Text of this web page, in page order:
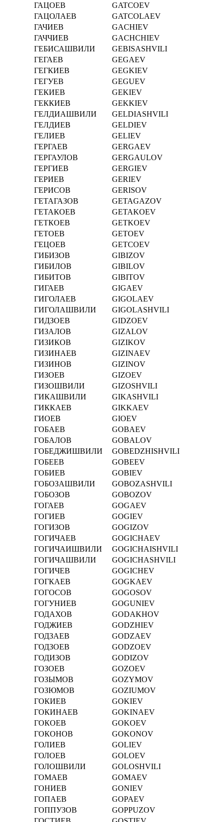
ГАЦОЕВ
GATCOEV
ГАЦОЛАЕВ
GATCOLAEV
ГАЧИЕВ
GACHIEV
ГАЧЧИЕВ
GACHCHIEV
ГЕБИСАШВИЛИ
GEBISASHVILI
ГЕГАЕВ
GEGAEV
ГЕГКИЕВ
GEGKIEV
ГЕГУЕВ
GEGUEV
ГЕКИЕВ
GEKIEV
ГЕККИЕВ
GEKKIEV
ГЕЛДИАШВИЛИ
GELDIASHVILI
ГЕЛДИЕВ
GELDIEV
ГЕЛИЕВ
GELIEV
ГЕРГАЕВ
GERGAEV
ГЕРГАУЛОВ
GERGAULOV
ГЕРГИЕВ
GERGIEV
ГЕРИЕВ
GERIEV
ГЕРИСОВ
GERISOV
ГЕТАГАЗОВ
GETAGAZOV
ГЕТАКОЕВ
GETAKOEV
ГЕТКОЕВ
GETKOEV
ГЕТОЕВ
GETOEV
ГЕЦОЕВ
GETCOEV
ГИБИЗОВ
GIBIZOV
ГИБИЛОВ
GIBILOV
ГИБИТОВ
GIBITOV
ГИГАЕВ
GIGAEV
ГИГОЛАЕВ
GIGOLAEV
ГИГОЛАШВИЛИ
GIGOLASHVILI
ГИДЗОЕВ
GIDZOEV
ГИЗАЛОВ
GIZALOV
ГИЗИКОВ
GIZIKOV
ГИЗИНАЕВ
GIZINAEV
ГИЗИНОВ
GIZINOV
ГИЗОЕВ
GIZOEV
ГИЗОШВИЛИ
GIZOSHVILI
ГИКАШВИЛИ
GIKASHVILI
ГИККАЕВ
GIKKAEV
ГИОЕВ
GIOEV
ГОБАЕВ
GOBAEV
ГОБАЛОВ
GOBALOV
ГОБЕДЖИШВИЛИ
GOBEDZHISHVILI
ГОБЕЕВ
GOBEEV
ГОБИЕВ
GOBIEV
ГОБОЗАШВИЛИ
GOBOZASHVILI
ГОБОЗОВ
GOBOZOV
ГОГАЕВ
GOGAEV
ГОГИЕВ
GOGIEV
ГОГИЗОВ
GOGIZOV
ГОГИЧАЕВ
GOGICHAEV
ГОГИЧАИШВИЛИ
GOGICHAISHVILI
ГОГИЧАШВИЛИ
GOGICHASHVILI
ГОГИЧЕВ
GOGICHEV
ГОГКАЕВ
GOGKAEV
ГОГОСОВ
GOGOSOV
ГОГУНИЕВ
GOGUNIEV
ГОДАХОВ
GODAKHOV
ГОДЖИЕВ
GODZHIEV
ГОДЗАЕВ
GODZAEV
ГОДЗОЕВ
GODZOEV
ГОДИЗОВ
GODIZOV
ГОЗОЕВ
GOZOEV
ГОЗЫМОВ
GOZYMOV
ГОЗЮМОВ
GOZIUMOV
ГОКИЕВ
GOKIEV
ГОКИНАЕВ
GOKINAEV
ГОКОЕВ
GOKOEV
ГОКОНОВ
GOKONOV
ГОЛИЕВ
GOLIEV
ГОЛОЕВ
GOLOEV
ГОЛОШВИЛИ
GOLOSHVILI
ГОМАЕВ
GOMAEV
ГОНИЕВ
GONIEV
ГОПАЕВ
GOPAEV
ГОППУЗОВ
GOPPUZOV